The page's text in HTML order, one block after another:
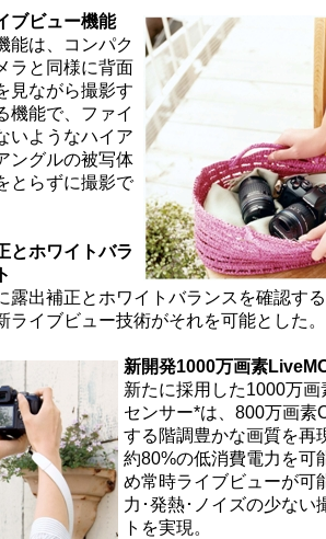
ブビュー機能
能は、コンパク
ラと同様に背面
見ながら撮影す
機能で、ファイ
いようなハイア
ングルの被写体
とらずに撮影で
とホワイトバラ
露出補正とホワイトバランスを確認す
ライブビュー技術がそれを可能とした。
新開発1000万画素
新たに採用した1000万画
センサー*は、800万画素
する階調豊かな画質を再
約80%の低消費電力を可
め常時ライブビューが可
力･発熱･ノイズの少ない
トを実現。